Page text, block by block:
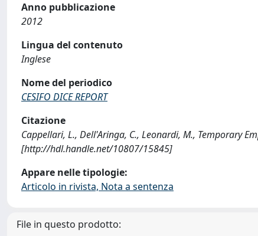
Anno pubblicazione
2012
Lingua del contenuto
Inglese
Nome del periodico
CESIFO DICE REPORT
Citazione
Cappellari, L., Dell'Aringa, C., Leonardi, M., Temporary
[http://hdl.handle.net/10807/15845]
Appare nelle tipologie:
Articolo in rivista, Nota a sentenza
File in questo prodotto: